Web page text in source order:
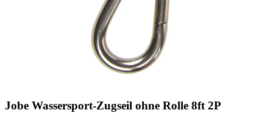
Jobe Wassersport-Zugseil ohne Rolle 8ft 2P